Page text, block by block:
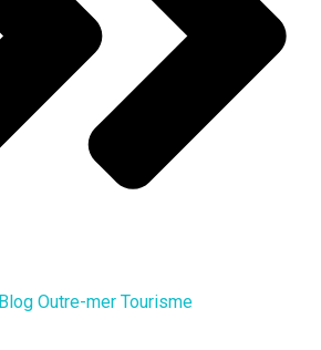
Blog Outre-mer Tourisme